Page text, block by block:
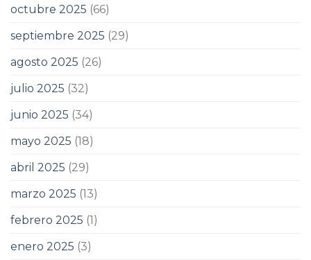
octubre 2025 (66)
septiembre 2025 (29)
agosto 2025 (26)
julio 2025 (32)
junio 2025 (34)
mayo 2025 (18)
abril 2025 (29)
marzo 2025 (13)
febrero 2025 (1)
enero 2025 (3)